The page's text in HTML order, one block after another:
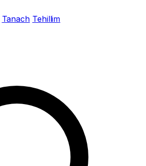
Tanach Tehillim